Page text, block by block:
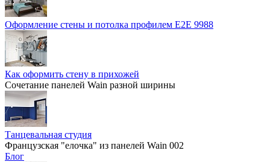
Оформление стены и потолка профилем E2E 9988
Как оформить стену в прихожей
Сочетание панелей Wain разной ширины
Танцевальная студия
Французская "елочка" из панелей Wain 002
Блог